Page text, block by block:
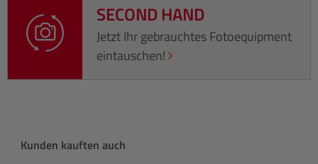
SECOND HAND
Jetzt Ihr gebrauchtes Fotoequipment
eintauschen!
Produktgalerie überspringen
Kunden kauften auch